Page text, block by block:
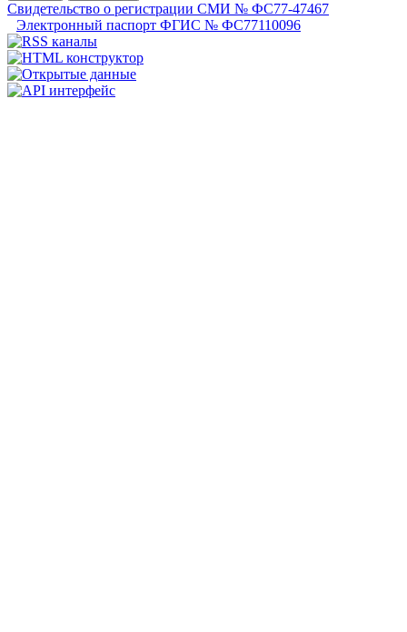
Свидетельство о регистрации СМИ № ФС77-47467
Электронный паспорт ФГИС № ФС77110096